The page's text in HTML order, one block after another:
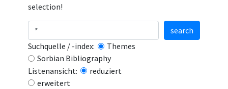
selection!
Suchquelle / -index:
Themes
Sorbian Bibliography
Listenansicht:
reduziert
erweitert
search